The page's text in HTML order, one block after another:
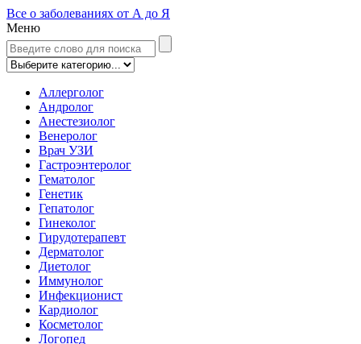
Все о заболеваниях от А до Я
Меню
Аллерголог
Андролог
Анестезиолог
Венеролог
Врач УЗИ
Гастроэнтеролог
Гематолог
Генетик
Гепатолог
Гинеколог
Гирудотерапевт
Дерматолог
Диетолог
Иммунолог
Инфекционист
Кардиолог
Косметолог
Логопед